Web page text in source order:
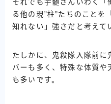
それでも宇髄さんいわく「
る他の現”柱”たちのことを
知れない」強さだと考えて
たしかに、鬼殺隊入隊前
バーも多く、特殊な体質や
も多いです。